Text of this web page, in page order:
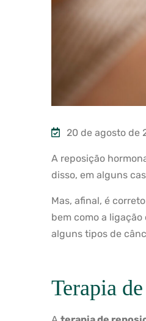
20 de agosto de
A reposição
disso, em alguns
Mas, afinal, é
bem como a
alguns tipos de
Terapia